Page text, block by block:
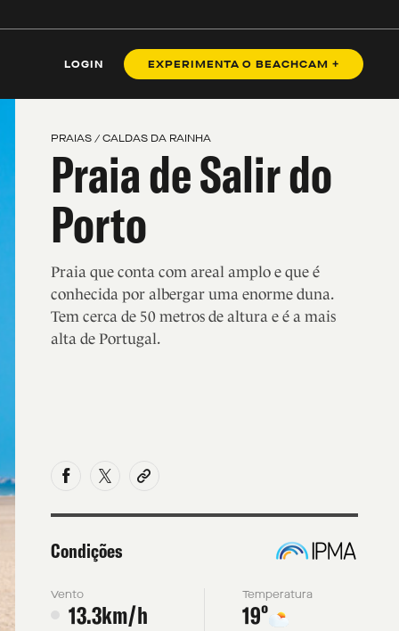
LOGIN EXPERIMENTA O BEACHCAM +
PRAIAS / CALDAS DA RAINHA
Praia de Salir do
Porto
Praia que conta com areal amplo e que é
conhecida por albergar uma enorme duna.
Tem cerca de 50 metros de altura e é a mais
alta de Portugal.
Condições
Vento
13.3km/h
Temperatura
19º